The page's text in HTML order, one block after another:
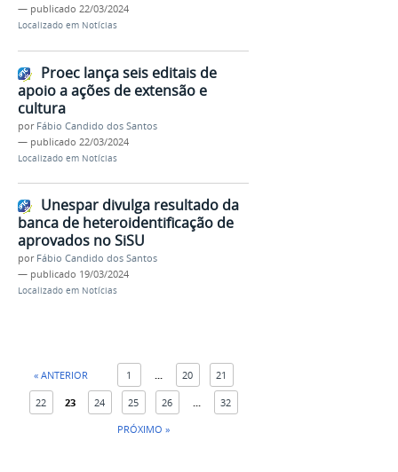
— publicado 22/03/2024
Localizado em Notícias
Proec lança seis editais de
apoio a ações de extensão e
cultura
por Fábio Candido dos Santos
— publicado 22/03/2024
Localizado em Notícias
Unespar divulga resultado da
banca de heteroidentificação de
aprovados no SiSU
por Fábio Candido dos Santos
— publicado 19/03/2024
Localizado em Notícias
« ANTERIOR 1 ... 20 21
22 23 24 25 26 ...
32
PRÓXIMO »